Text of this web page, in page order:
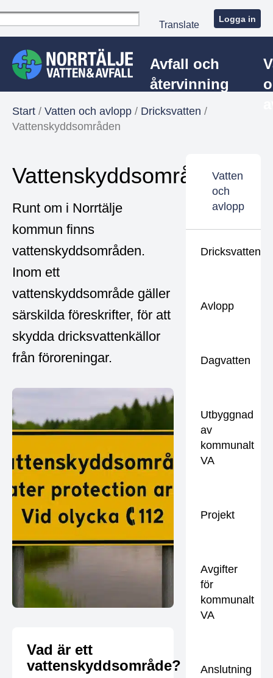
Translate
Logga in
Avfall och
återvinning
Start / Vatten och avlopp / Dricksvatten /
Vattenskyddsområden
Vattenskyddsområden
Runt om i Norrtälje
kommun finns
vattenskyddsområden.
Inom ett
vattenskyddsområde gäller
särskilda föreskrifter, för att
skydda dricksvattenkällor
från föroreningar.
Vad är ett
vattenskyddsområde?
Vatten
och
avlopp
Dricksvatten
Avlopp
Dagvatten
Utbyggnad
av
kommunalt
VA
Projekt
Avgifter
för
kommunalt
VA
Anslutning